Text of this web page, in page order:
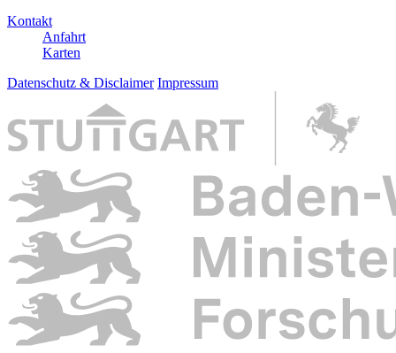
Kontakt
Anfahrt
Karten
Datenschutz & Disclaimer Impressum